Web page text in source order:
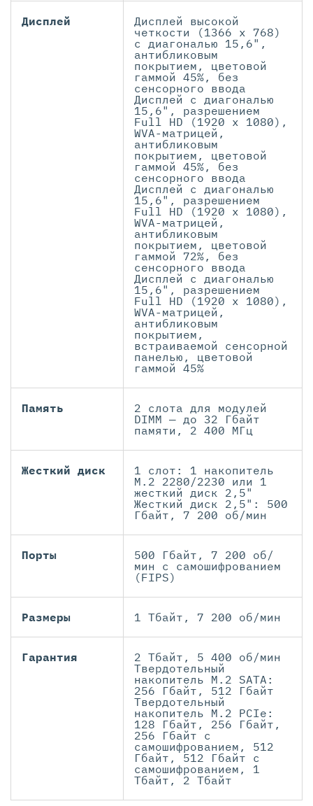
Дисплей
Дисплей высокой
четкости (1366 x 768)
с диагональю 15,6",
антибликовым
покрытием, цветовой
гаммой 45%, без
сенсорного ввода
Дисплей с диагональю
15,6", разрешением
Full HD (1920 x 1080),
WVA-матрицей,
антибликовым
покрытием, цветовой
гаммой 45%, без
сенсорного ввода
Дисплей с диагональю
15,6", разрешением
Full HD (1920 x 1080),
WVA-матрицей,
антибликовым
покрытием, цветовой
гаммой 72%, без
сенсорного ввода
Дисплей с диагональю
15,6", разрешением
Full HD (1920 x 1080),
WVA-матрицей,
антибликовым
покрытием,
встраиваемой сенсорной
панелью, цветовой
гаммой 45%
Память
2 слота для модулей
DIMM — до 32 Гбайт
памяти, 2 400 МГц
Жесткий диск
1 слот: 1 накопитель
M.2 2280/2230 или 1
жесткий диск 2,5"
Жесткий диск 2,5": 500
Гбайт, 7 200 об/мин
Порты
500 Гбайт, 7 200 об/
мин с самошифрованием
(FIPS)
Размеры 1 Тбайт, 7 200 об/мин
Гарантия
2 Тбайт, 5 400 об/мин
Твердотельный
накопитель M.2 SATA:
256 Гбайт, 512 Гбайт
Твердотельный
накопитель M.2 PCIe:
128 Гбайт, 256 Гбайт,
256 Гбайт с
самошифрованием, 512
Гбайт, 512 Гбайт с
самошифрованием, 1
Тбайт, 2 Тбайт